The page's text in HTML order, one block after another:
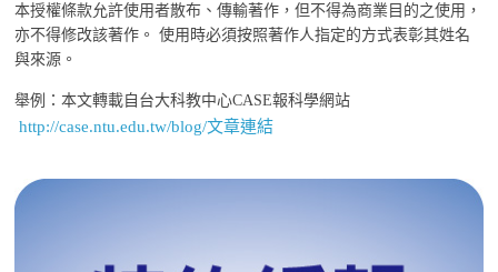
本授權條款允許使用者散布、傳輸著作，但不得為商業目的之使用，
亦不得修改該著作。 使用時必須按照著作人指定的方式表彰其姓名
與來源。
舉例：本文轉載自台大科教中心CASE報科學網站
http://case.ntu.edu.tw/blog/文章連結